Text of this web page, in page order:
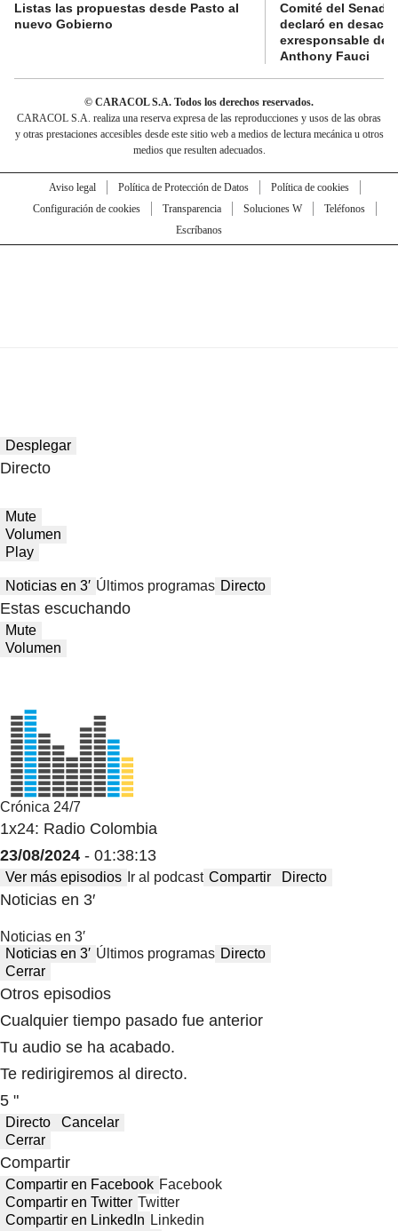
Listas las propuestas desde Pasto al
nuevo Gobierno
Comité del Senado
declaró en
exresponsable de
Anthony Fauci
© CARACOL S.A. Todos los derechos reservados.
CARACOL S.A. realiza una reserva expresa de las reproducciones y usos de las obras
y otras prestaciones accesibles desde este sitio web a medios de lectura mecánica u otros
medios que resulten adecuados.
Aviso legal Política de Protección de Datos
Política de cookies
Configuración de cookies
Transparencia Soluciones W
Teléfonos
Escríbanos
Desplegar
Directo
Mute
Volumen
Play
Noticias en 3′ Últimos programas Directo
Estas escuchando
Mute
Volumen
Crónica 24/7
1x24: Radio Colombia
23/08/2024 - 01:38:13
Ver más episodios Ir al podcast Compartir Directo
Noticias en 3′
Noticias en 3′
Noticias en 3′ Últimos programas Directo
Cerrar
Otros episodios
Cualquier tiempo pasado fue anterior
Tu audio se ha acabado.
Te redirigiremos al directo.
5 "
Directo
Cancelar
Cerrar
Compartir
Compartir en Facebook Facebook
Compartir en Twitter Twitter
Compartir en LinkedIn Linkedin